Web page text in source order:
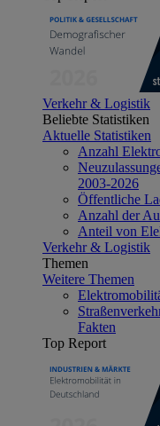
Verkehr & Logistik
Beliebte Statistiken
Aktuelle Statistiken
Anzahl
2003-2026
Öffentliche
Anzahl der
Anteil von
Verkehr & Logistik
Themen
Weitere Themen
Fakten
Top Report